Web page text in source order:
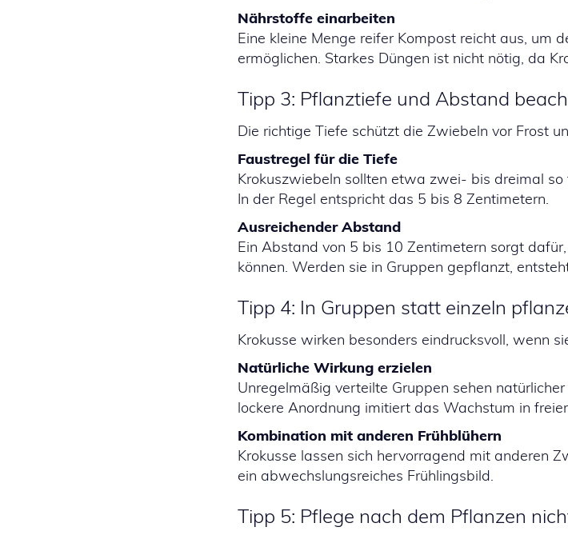
Nährstoffe einarbeiten
Eine kleine Menge reifer Kompost reicht aus, um
ermöglichen. Starkes Düngen ist nicht nötig, da
Tipp 3: Pflanztiefe und Abstand
Die richtige Tiefe schützt die Zwiebeln vor Frost
Faustregel für die Tiefe
Krokuszwiebeln sollten etwa zwei- bis dreimal
In der Regel entspricht das 5 bis 8 Zentimetern.
Ausreichender Abstand
Ein Abstand von 5 bis 10 Zentimetern sorgt
können. Werden sie in Gruppen gepflanzt,
Tipp 4: In Gruppen statt einzeln
Krokusse wirken besonders eindrucksvoll, wenn
Natürliche Wirkung erzielen
Unregelmäßig verteilte Gruppen sehen
lockere Anordnung imitiert das Wachstum in
Kombination mit anderen Frühblühern
Krokusse lassen sich hervorragend mit anderen
ein abwechslungsreiches Frühlingsbild.
Tipp 5: Pflege nach dem Pflanzen